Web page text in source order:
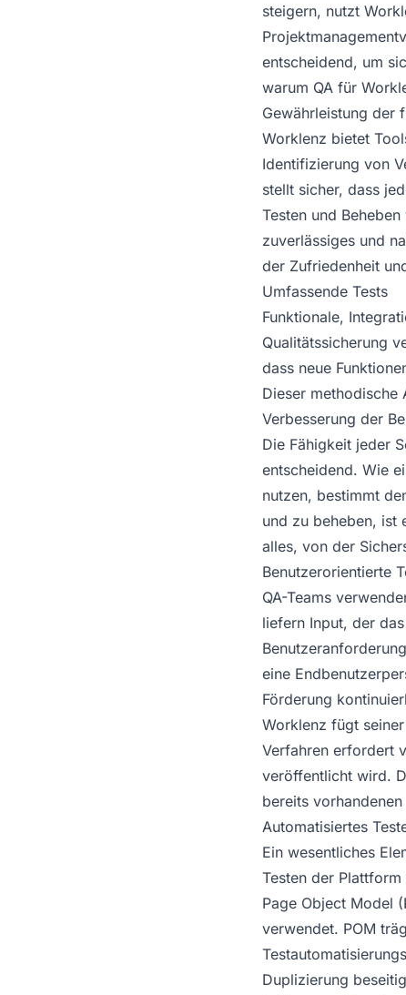
steigern, nutzt
entscheidend, um
warum QA für
Gewährleistung der
Worklenz bietet
Identifizierung von
stellt sicher, dass
Testen und
zuverlässiges und
der Zufriedenheit
Umfassende Tests
Funktionale,
Qualitätssicherung
dass neue
Dieser methodische
Verbesserung der
Die Fähigkeit jeder
entscheidend. Wie
nutzen, bestimmt
und zu beheben, ist
alles, von der
Benutzerorientierte
QA-Teams
liefern Input, der
eine
Förderung
Worklenz fügt
Verfahren erfordert
veröffentlicht wird.
bereits
Automatisiertes
Ein wesentliches
Testen der
Page Object Model
verwendet. POM
Duplizierung